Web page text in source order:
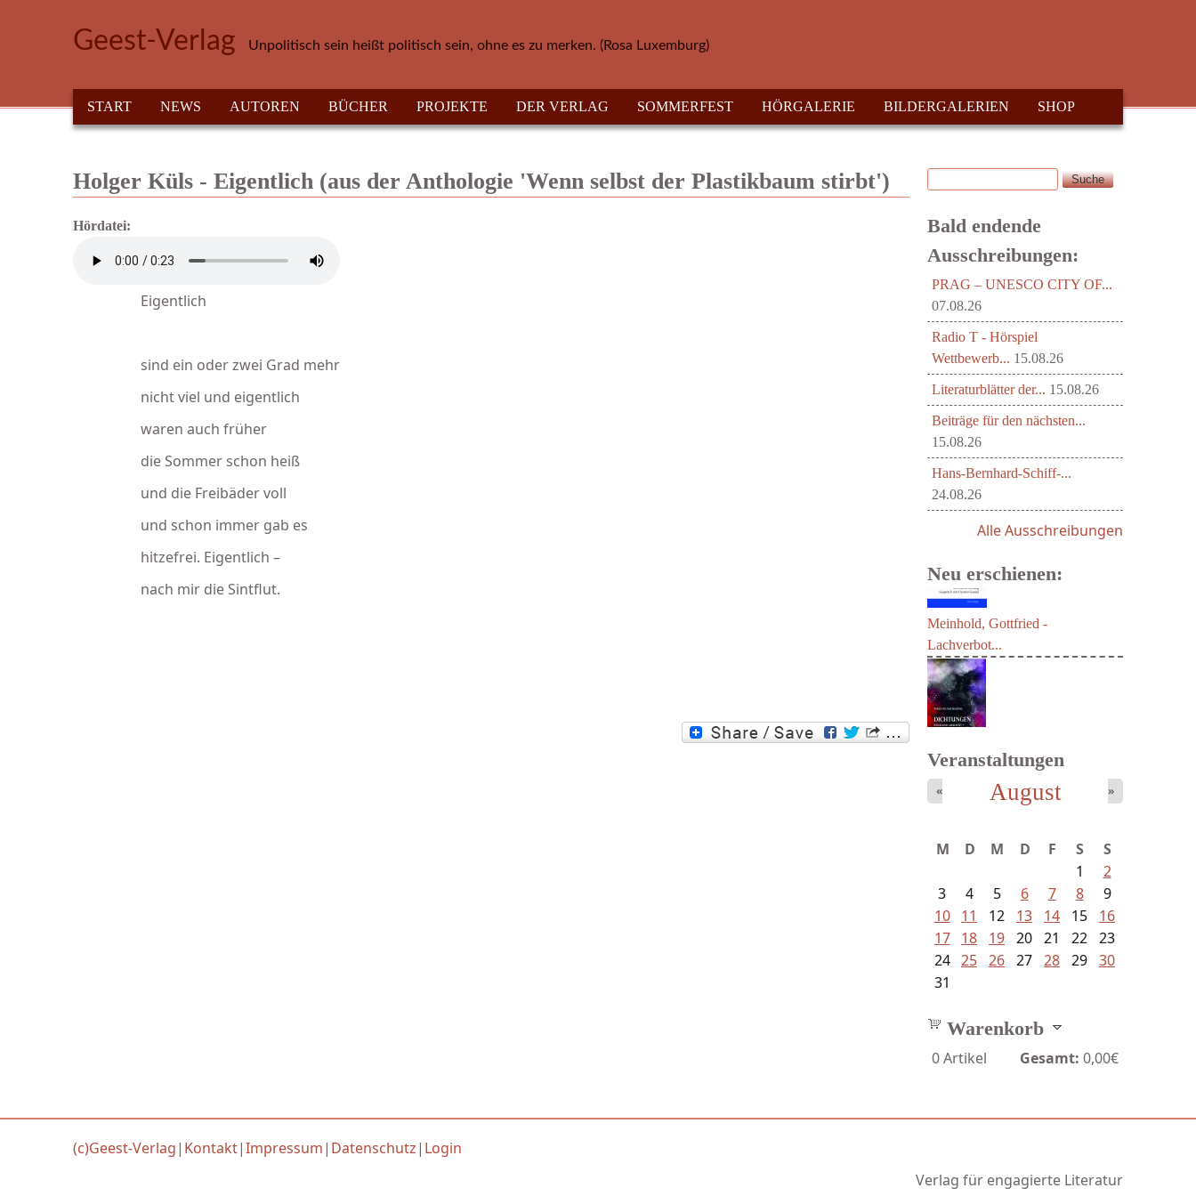
Geest-Verlag Unpolitisch sein heißt politisch sein, ohne es zu merken. (Rosa Luxemburg)
HAUPTMENÜ
START NEWS AUTOREN BÜCHER PROJEKTE DER VERLAG SOMMERFEST HÖRGALERIE BILDERGALERIEN SHOP
Holger Küls - Eigentlich (aus der Anthologie 'Wenn selbst der Plastikbaum stirbt')
Hördatei:
Eigentlich
sind ein oder zwei Grad mehr
nicht viel und eigentlich
waren auch früher
die Sommer schon heiß
und die Freibäder voll
und schon immer gab es
hitzefrei. Eigentlich –
nach mir die Sintflut.
Suchformular
Suche
Bald endende
Ausschreibungen:
PRAG – UNESCO CITY OF...
07.08.26
Radio T - Hörspiel
Wettbewerb... 15.08.26
Literaturblätter der... 15.08.26
Beiträge für den nächsten...
15.08.26
Hans-Bernhard-Schiff-...
24.08.26
Alle Ausschreibungen
Neu erschienen:
Dichtungen...
Meinhold, Gottfried -
Lachverbot...
Veranstaltungen
August
« »
M D M D F S
S
1
2
3
4 5 6 7 8
9
10
11 12 13 14 15
16
17
18 19 20 21 22 23
24 25 26 27 28 29 30
31
Warenkorb
0Artikel Gesamt: 0,00€
(c)Geest-Verlag| Kontakt|Impressum| Datenschutz| Login
Verlag für engagierte Literatur